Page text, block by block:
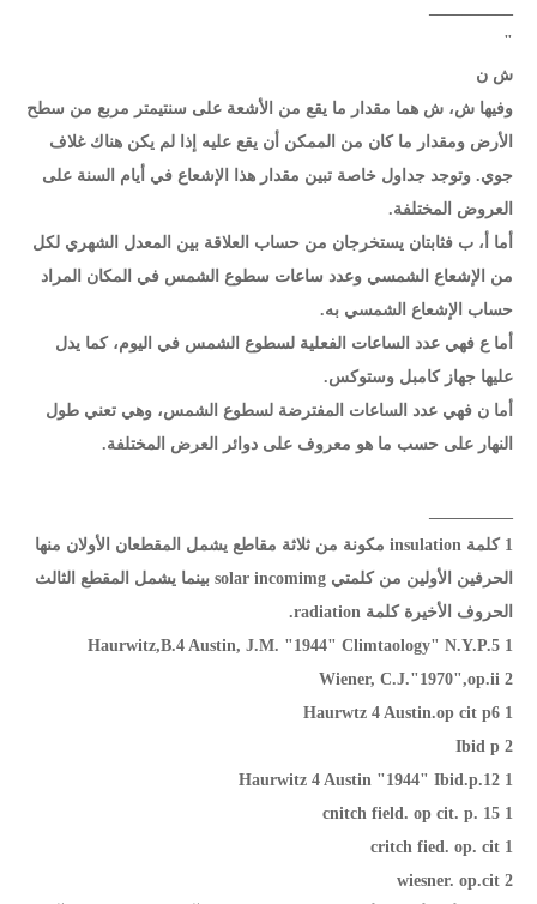
"
ش ن
وفيها ش، ش هما مقدار ما يقع من الأشعة على سنتيمتر مربع من سطح
الأرض ومقدار ما كان من الممكن أن يقع عليه إذا لم يكن هناك غلاف
جوي. وتوجد جداول خاصة تبين مقدار هذا الإشعاع في أيام السنة على
العروض المختلفة.
أما أ، ب فثابتان يستخرجان من حساب العلاقة بين المعدل الشهري لكل
من الإشعاع الشمسي وعدد ساعات سطوع الشمس في المكان المراد
حساب الإشعاع الشمسي به.
أما ع فهي عدد الساعات الفعلية لسطوع الشمس في اليوم، كما يدل
عليها جهاز كامبل وستوكس.
أما ن فهي عدد الساعات المفترضة لسطوع الشمس، وهي تعني طول
النهار على حسب ما هو معروف على دوائر العرض المختلفة.
1 كلمة insulation مكونة من ثلاثة مقاطع يشمل المقطعان الأولان منها
الحرفين الأولين من كلمتي solar incomimg بينما يشمل المقطع الثالث
الحروف الأخيرة كلمة radiation.
1 Haurwitz,B.4 Austin, J.M. "1944" Climtaology" N.Y.P.5
2 Wiener, C.J."1970",op.ii
1 Haurwtz 4 Austin.op cit p6
2 Ibid p
1 Haurwitz 4 Austin "1944" Ibid.p.12
1 cnitch field. op cit. p. 15
1 critch fied. op. cit
2 wiesner. op.cit